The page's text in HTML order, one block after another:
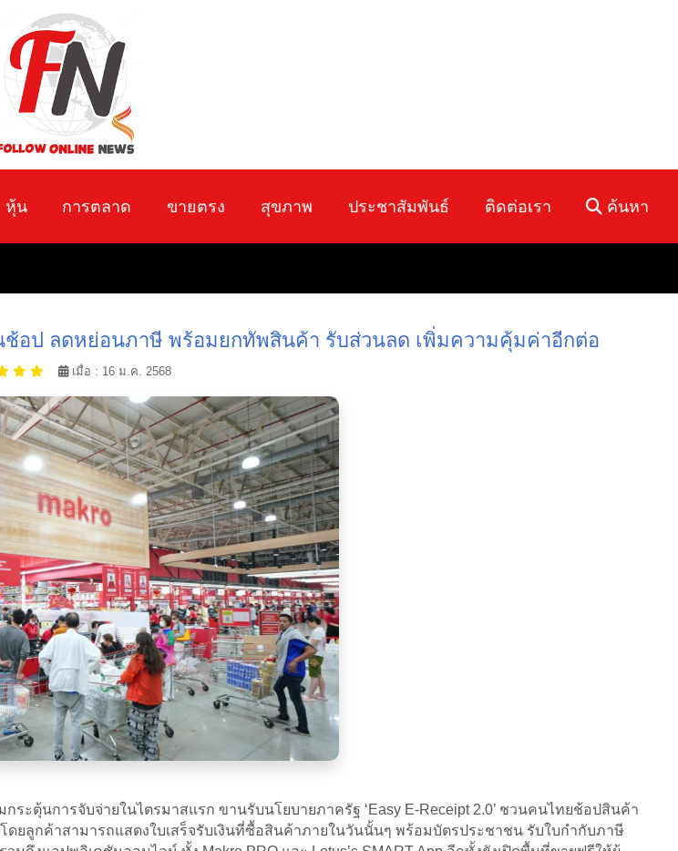
หุ้น การตลาด ขายตรง สุขภาพ ประชาสัมพันธ์ ติดต่อเรา ค้นหา
นช้อป ลดหย่อนภาษี พร้อมยกทัพสินค้า รับส่วนลด เพิ่มความคุ้มค่าอีกต่อ
เมื่อ : 16 ม.ค. 2568
กระตุ้นการจับจ่ายในไตรมาสแรก ขานรับนโยบายภาครัฐ ‘Easy E-Receipt 2.0’ ชวนคนไทยช้อปสินค้า
ลูกค้าสามารถแสดงใบเสร็จรับเงินที่ซื้อสินค้าภายในวันนั้นๆ พร้อมบัตรประชาชน รับใบกำกับภาษี